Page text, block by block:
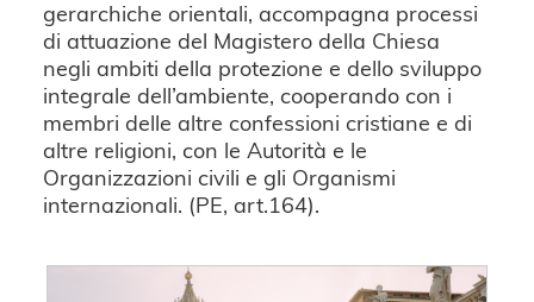
gerarchiche orientali, accompagna processi
di attuazione del Magistero della Chiesa
negli ambiti della protezione e dello sviluppo
integrale dell’ambiente, cooperando con i
membri delle altre confessioni cristiane e di
altre religioni, con le Autorità e le
Organizzazioni civili e gli Organismi
internazionali. (PE, art.164).